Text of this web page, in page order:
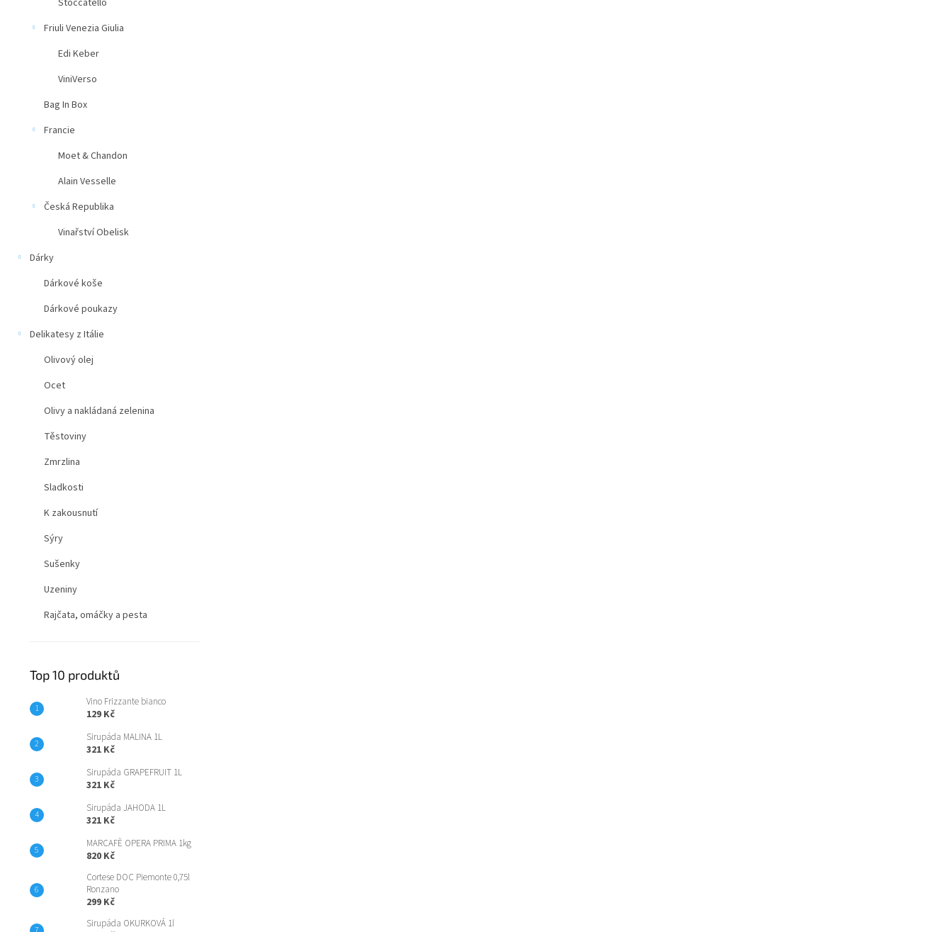
Friuli Venezia Giulia
Edi Keber
ViniVerso
Bag In Box
Francie
Moet & Chandon
Alain Vesselle
Česká Republika
Vinařství Obelisk
Dárky
Dárkové koše
Dárkové poukazy
Delikatesy z Itálie
Olivový olej
Ocet
Olivy a nakládaná zelenina
Těstoviny
Zmrzlina
Sladkosti
K zakousnutí
Sýry
Sušenky
Uzeniny
Rajčata, omáčky a pesta
Top 10 produktů
Vino Frizzante bianco
129 Kč
Sirupáda MALINA 1L
321 Kč
Sirupáda GRAPEFRUIT 1L
321 Kč
Sirupáda JAHODA 1L
321 Kč
MARCAFÈ OPERA PRIMA 1kg
820 Kč
Cortese DOC Piemonte 0,75l
Ronzano
299 Kč
Sirupáda OKURKOVÁ 1l